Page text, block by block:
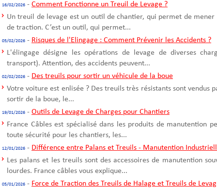
16/02/2026 - Comment Fonctionne un Treuil de Levage ?
Un treuil de levage est un outil de chantier, qui permet de
de traction. C’est un outil, qui permet...
05/02/2026 - Risques de l'Elingage : Comment Prévenir les Accidents ?
L'élingage désigne les opérations de levage de diverses
transport). Attention, des accidents peuvent...
02/02/2026 - Des treuils pour sortir un véhicule de la boue
Votre voiture est enlisée ? Des treuils très résistants sont vendus
sortir de la boue, le...
19/01/2026 - Outils de Levage de Charges pour Chantiers
France Câbles est spécialisé dans les produits de manutention
toute sécurité pour les chantiers, les...
12/01/2026 - Différence entre Palans et Treuils - Manutention
Les palans et les treuils sont des accessoires de manutention
lourdes. France câbles vous explique...
05/01/2026 - Force de Traction des Treuils de Halage et Treuils de